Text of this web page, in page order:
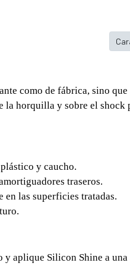
como de fábrica, sino
la horquilla y sobre el
y caucho.
traseros.
las superficies tratadas.
aplique Silicon Shine a